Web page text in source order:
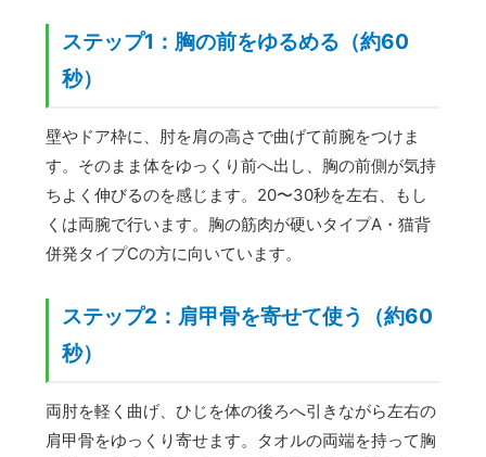
ステップ1：胸の前をゆるめる（約60
秒）
壁やドア枠に、肘を肩の高さで曲げて前腕をつけま
す。そのまま体をゆっくり前へ出し、胸の前側が気持
ちよく伸びるのを感じます。20〜30秒を左右、もし
くは両腕で行います。胸の筋肉が硬いタイプA・猫背
併発タイプCの方に向いています。
ステップ2：肩甲骨を寄せて使う（約60
秒）
両肘を軽く曲げ、ひじを体の後ろへ引きながら左右の
肩甲骨をゆっくり寄せます。タオルの両端を持って胸